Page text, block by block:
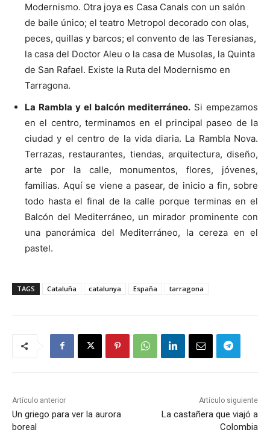
Modernismo. Otra joya es Casa Canals con un salón
de baile único; el teatro Metropol decorado con olas,
peces, quillas y barcos; el convento de las Teresianas,
la casa del Doctor Aleu o la casa de Musolas, la Quinta
de San Rafael. Existe la Ruta del Modernismo en
Tarragona.
La Rambla y el balcón mediterráneo. Si empezamos
en el centro, terminamos en el principal paseo de la
ciudad y el centro de la vida diaria. La Rambla Nova.
Terrazas, restaurantes, tiendas, arquitectura, diseño,
arte por la calle, monumentos, flores, jóvenes,
familias. Aquí se viene a pasear, de inicio a fin, sobre
todo hasta el final de la calle porque terminas en el
Balcón del Mediterráneo, un mirador prominente con
una panorámica del Mediterráneo, la cereza en el
pastel.
TAGS Cataluña catalunya España tarragona
Artículo anterior
Un griego para ver la aurora
boreal
Artículo siguiente
La castañera que viajó a
Colombia